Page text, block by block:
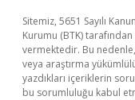
Sitemiz, 5651 Sayılı
Kurumu (BTK)
vermektedir. Bu
veya araştırma
yazdıkları içeriklerin
bu sorumluluğu kabul